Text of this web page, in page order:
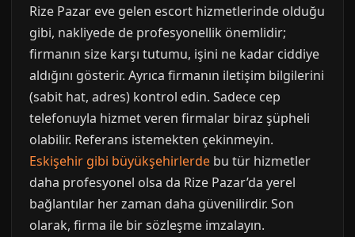
Rize Pazar eve gelen escort hizmetlerinde olduğu
gibi, nakliyede de profesyonellik önemlidir;
firmanın size karşı tutumu, işini ne kadar ciddiye
aldığını gösterir. Ayrıca firmanın iletişim bilgilerini
(sabit hat, adres) kontrol edin. Sadece cep
telefonuyla hizmet veren firmalar biraz şüpheli
olabilir. Referans istemekten çekinmeyin.
Eskişehir gibi büyükşehirlerde bu tür hizmetler
daha profesyonel olsa da Rize Pazar’da yerel
bağlantılar her zaman daha güvenilirdir. Son
olarak, firma ile bir sözleşme imzalayın.